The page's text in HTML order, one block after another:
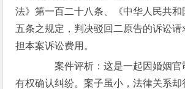
法》第一百二十八条、《中华人民共和
五条之规定，判决驳回二原告的诉讼请
担本案诉讼费用。
案件评析：这是一起因婚姻官
有权确认纠纷。案子虽小，法律关系却